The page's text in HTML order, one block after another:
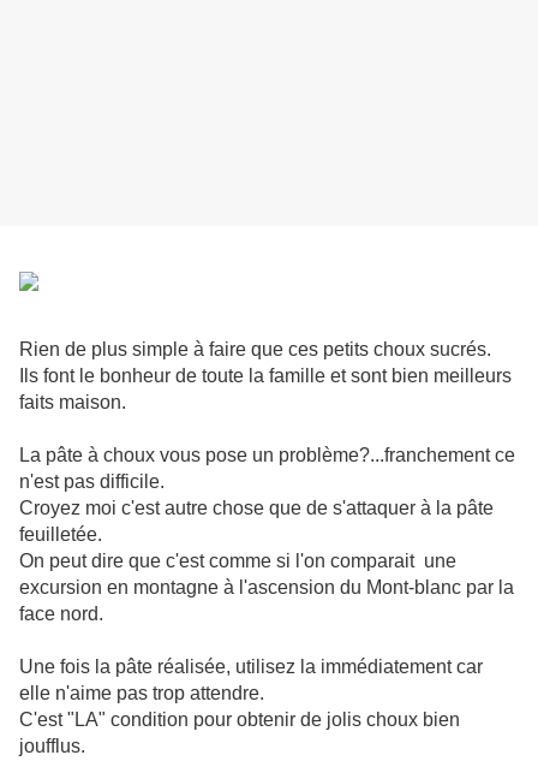
Rien de plus simple à faire que ces petits choux sucrés.
Ils font le bonheur de toute la famille et sont bien meilleurs
faits maison.
La pâte à choux vous pose un problème?...franchement ce
n'est pas difficile.
Croyez moi c'est autre chose que de s'attaquer à la pâte
feuilletée.
On peut dire que c'est comme si l'on comparait une
excursion en montagne à l'ascension du Mont-blanc par la
face nord.
Une fois la pâte réalisée, utilisez la immédiatement car
elle n'aime pas trop attendre.
C'est "LA" condition pour obtenir de jolis choux bien
joufflus.